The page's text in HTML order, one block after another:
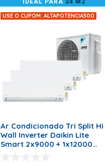
IDEAL PARA 24 M2
USE O CUPOM: ALTAPOTENCIA300
Ar Condicionado Tri Split Hi
Wall Inverter Daikin Lite
Smart 2x9000 + 1x12000